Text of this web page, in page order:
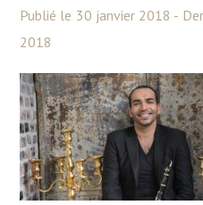
Publié le 30 janvier 2018 -
2018